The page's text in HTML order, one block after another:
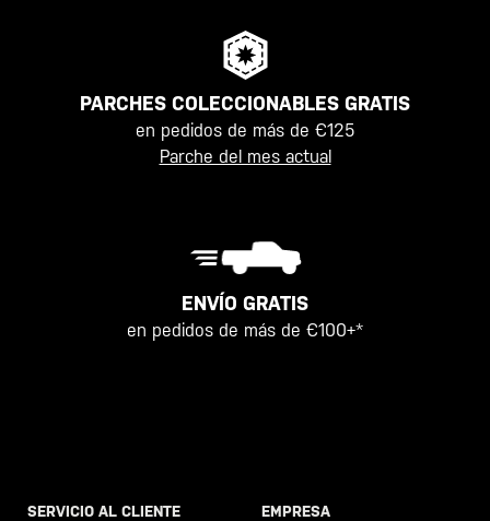
PARCHES COLECCIONABLES GRATIS
en pedidos de más de €125
Parche del mes actual
ENVÍO GRATIS
en pedidos de más de €100+*
SERVICIO AL CLIENTE
EMPRESA